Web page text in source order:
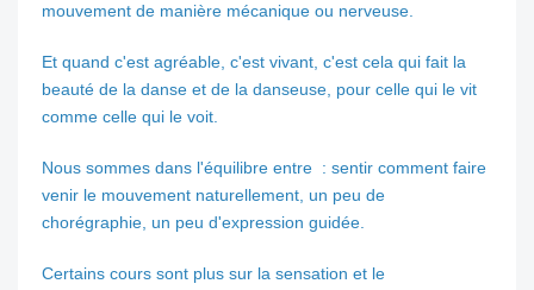
mouvement de manière mécanique ou nerveuse.
Et quand c'est agréable, c'est vivant, c'est cela qui fait la
beauté de la danse et de la danseuse, pour celle qui le vit
comme celle qui le voit.
Nous sommes dans l'équilibre entre : sentir comment faire
venir le mouvement naturellement, un peu de
chorégraphie, un peu d'expression guidée.
Certains cours sont plus sur la sensation et le